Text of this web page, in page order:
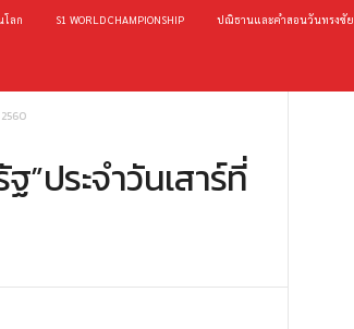
โลก S1 WORLD CHAMPIONSHIP ปณิธานและคำสอนวันทรงชัย
ประจำวันเสาร์ที่